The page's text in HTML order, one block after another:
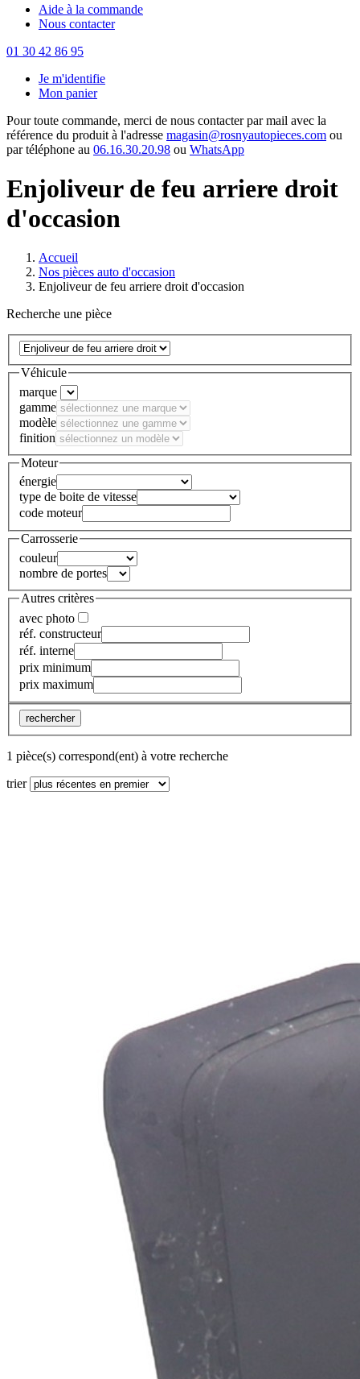
Aide à la commande
Nous contacter
01 30 42 86 95
Je m'identifie
Mon panier
Pour toute commande, merci de nous contacter par mail avec la
référence du produit à l'adresse magasin@rosnyautopieces.com ou
par téléphone au 06.16.30.20.98 ou WhatsApp
Enjoliveur de feu arriere droit
d'occasion
Accueil
Nos pièces auto d'occasion
Enjoliveur de feu arriere droit d'occasion
Recherche une pièce
Véhicule
marque
gamme
modèle
finition
Moteur
énergie
type de boite de vitesse
code moteur
Carrosserie
couleur
nombre de portes
Autres critères
avec photo
réf. constructeur
réf. interne
prix minimum
prix maximum
rechercher
1 pièce(s) correspond(ent) à votre recherche
trier